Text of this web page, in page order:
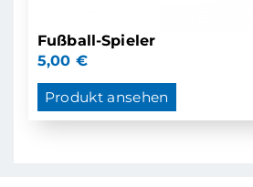
Fußball-Spieler
5,00 €
Produkt ansehen